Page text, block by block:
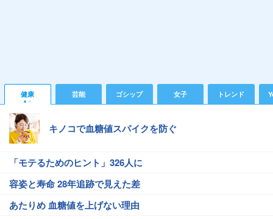
健康 芸能 ゴシップ 女子 トレンド
キノコで血糖値スパイクを防ぐ
「モテるためのヒント」326人に
容姿と寿命 28年追跡で見えた差
あたりめ 血糖値を上げない理由